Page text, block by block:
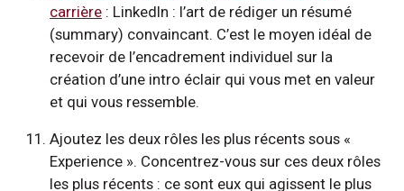
carrière : LinkedIn : l’art de rédiger un résumé
(summary) convaincant. C’est le moyen idéal de
recevoir de l’encadrement individuel sur la
création d’une intro éclair qui vous met en valeur
et qui vous ressemble.
Ajoutez les deux rôles les plus récents sous «
Experience ». Concentrez-vous sur ces deux rôles
les plus récents : ce sont eux qui agissent le plus